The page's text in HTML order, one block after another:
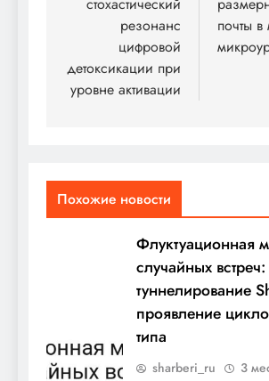
резонанс
цифровой
детоксикации при
уровне активации
почты
Похожие новости
Флуктуационная
случайных встреч:
туннелирование
проявление
типа
sharberi_ru 3